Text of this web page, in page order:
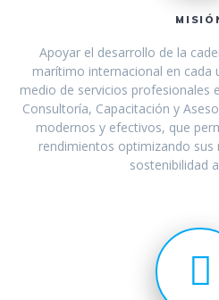
Apoyar el desarrollo de la
marítimo internacional en cada
medio de servicios profesionales
Consultoría, Capacitación y
modernos y efectivos, que
rendimientos optimizando sus
sostenibilidad